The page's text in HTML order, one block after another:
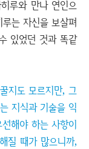
루와 만나 연인으
는 자신을 보살펴
있었던 것과 똑같
지도 모르지만, 그
지식과 기술을 익
해야 하는 사항이
질 때가 많으니까,